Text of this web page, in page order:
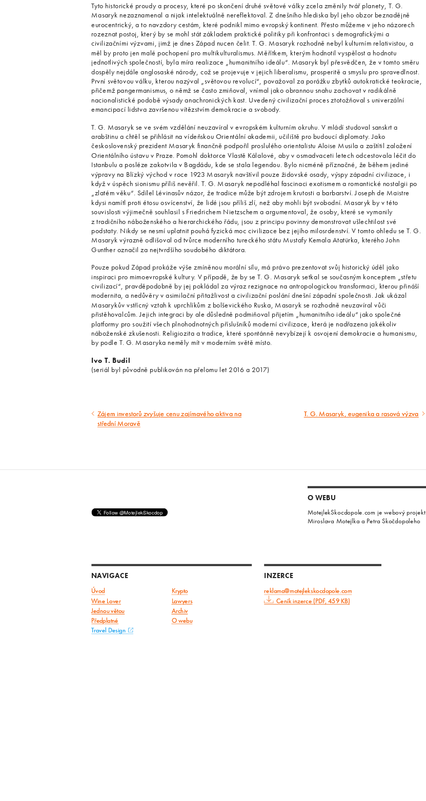
Tyto historické proudy a procesy, které po skončení druhé světové války zcela změnily tvář planety, T. G.
Masaryk nezaznamenal a nijak intelektuálně nereflektoval. Z dnešního hlediska byl jeho obzor beznadějně
eurocentrický, a to navzdory cestám, které podnikl mimo evropský kontinent. Přesto můžeme v jeho názorech
rozeznat postoj, který by se mohl stát základem praktické politiky při konfrontaci s demografickými a
civilizačními výzvami, jimž je dnes Západ nucen čelit. T. G. Masaryk rozhodně nebyl kulturním relativistou, a
měl by proto jen malé pochopení pro multikulturalismus. Měřítkem, kterým hodnotil vyspělost a hodnotu
jednotlivých společností, byla míra realizace „humanitního ideálu“. Masaryk byl přesvědčen, že v tomto směru
dospěly nejdále anglosaské národy, což se projevuje v jejich liberalismu, prosperitě a smyslu pro spravedlnost.
První světovou válku, kterou nazýval „světovou revolucí“, považoval za porážku zbytků autokratické teokracie,
přičemž pangermanismus, o němž se často zmiňoval, vnímal jako obrannou snahu zachovat v radikálně
nacionalistické podobě výsady anachronických kast. Uvedený civilizační proces ztotožňoval s univerzální
emancipací lidstva završenou vítězstvím demokracie a svobody.
T. G. Masaryk se ve svém vzdělání neuzavíral v evropském kulturním okruhu. V mládí studoval sanskrt a
arabštinu a chtěl se přihlásit na vídeňskou Orientální akademii, učiliště pro budoucí diplomaty. Jako
československý prezident Masaryk finančně podpořil proslulého orientalistu Aloise Musila a zaštítil založení
Orientálního ústavu v Praze. Pomohl doktorce Vlastě Kálalové, aby v osmadvaceti letech odcestovala léčit do
Istanbulu a posléze zakotvila v Bagdádu, kde se stala legendou. Bylo nicméně příznačné, že během jediné
výpravy na Blízký východ v roce 1923 Masaryk navštívil pouze židovské osady, výspy západní civilizace, i
když v úspěch sionismu příliš nevěřil. T. G. Masaryk nepodléhal fascinaci exotismem a romantické nostalgii po
„zlatém věku“. Sdílel Lévinasův názor, že tradice může být zdrojem krutosti a barbarství. Joseph de Maistre
kdysi namítl proti étosu osvícenství, že lidé jsou příliš zlí, než aby mohli být svobodní. Masaryk by v této
souvislosti výjimečně souhlasil s Friedrichem Nietzschem a argumentoval, že osoby, které se vymanily
z tradičního náboženského a hierarchického řádu, jsou z principu povinny demonstrovat ušlechtilost své
podstaty. Nikdy se nesmí uplatnit pouhá fyzická moc civilizace bez jejího milosrdenství. V tomto ohledu se T. G.
Masaryk výrazně odlišoval od tvůrce moderního tureckého státu Mustafy Kemala Atatürka, kterého John
Gunther označil za nejtvrdšího soudobého diktátora.
Pouze pokud Západ prokáže výše zmíněnou morální sílu, má právo prezentovat svůj historický úděl jako
inspiraci pro mimoevropské kultury. V případě, že by se T. G. Masaryk setkal se současným konceptem „střetu
civilizací“, pravděpodobně by jej pokládal za výraz rezignace na antropologickou transformaci, kterou přináší
modernita, a nedůvěry v asimilační přitažlivost a civilizační poslání dnešní západní společnosti. Jak ukázal
Masarykův vstřícný vztah k uprchlíkům z bolševického Ruska, Masaryk se rozhodně neuzavíral vůči
přistěhovalcům. Jejich integraci by ale důsledně podmiňoval přijetím „humanitního ideálu“ jako společné
platformy pro soužití všech plnohodnotných příslušníků moderní civilizace, která je nadřazena jakékoliv
náboženské zkušenosti. Religiozita a tradice, které spontánně nevybízejí k osvojení demokracie a humanismu,
by podle T. G. Masaryka neměly mít v moderním světě místo.
Ivo T. Budil
(seriál byl původně publikován na přelomu let 2016 a 2017)
Předcházející
Zájem investorů zvyšuje cenu zajímavého aktiva na
střední Moravě
NásledujícíT. G. Masaryk, eugenika a rasová výzva
O WEBU
MotejlekSkocdopole.com je webový projekt
Miroslava Motejlka a Petra Skočdopoleho
NAVIGACE
Úvod Krypto
Wine Lover Lawyers
Jednou větou
Archiv
Předplatné
O webu
Travel Design
INZERCE
reklama@motejlekskocdopole.com
Ceník inzerce (PDF, 459 KB)